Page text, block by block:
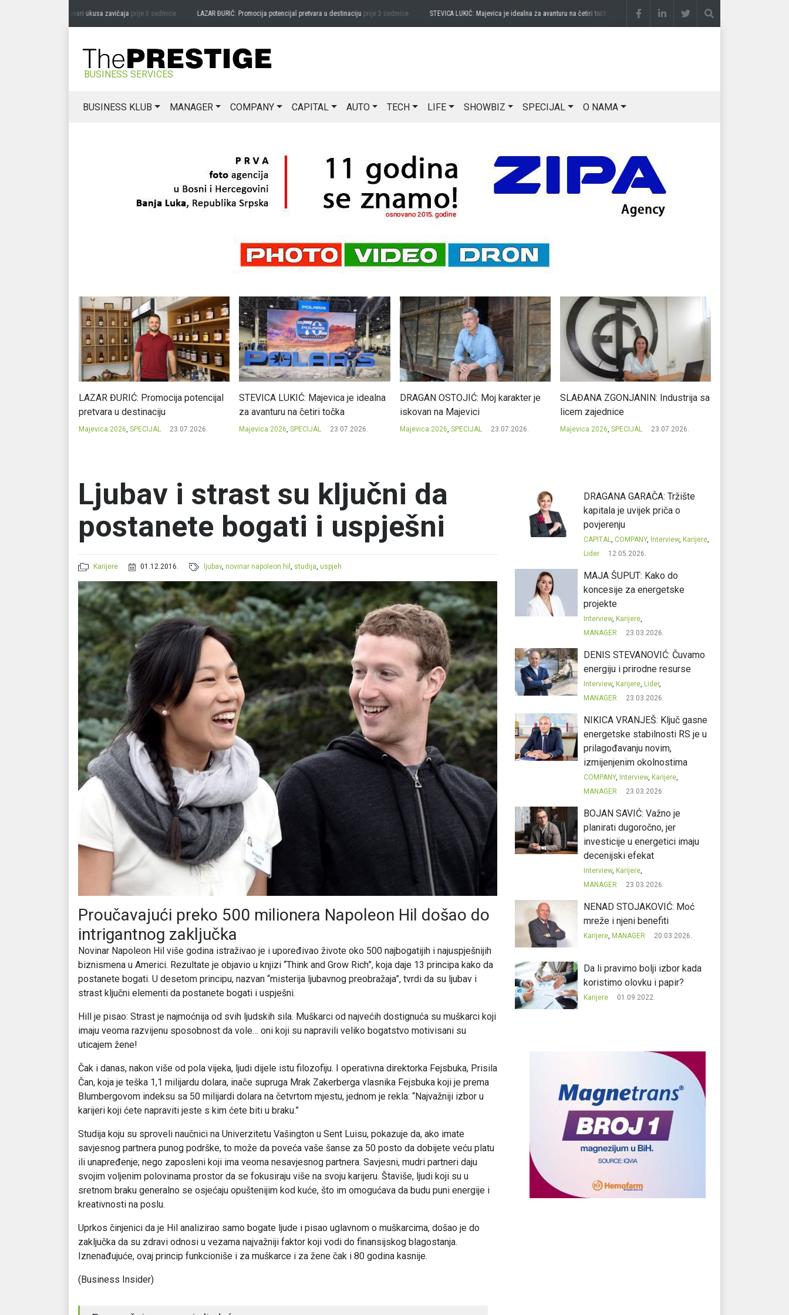
MIĆANOVIĆ: Čuvari ukusa zavičajaprije 3 sedmice LAZAR ĐURIĆ: Promocija potencijal pretvara u destinacijuprije 3 sedmice STEVICA LUKIĆ: Majevica je idealna za avanturu na četiri točkaprije 3 sedmice DRAGAN OSTOJIĆ: Moj karakter je
BUSINESS SERVICES
BUSINESS KLUB MANAGER COMPANY CAPITAL AUTO TECH LIFE SHOWBIZ SPECIJAL O NAMA
LAZAR ĐURIĆ: Promocija potencijal
pretvara u destinaciju
Majevica 2026, SPECIJAL 23.07.2026.
STEVICA LUKIĆ: Majevica je idealna
za avanturu na četiri točka
Majevica 2026, SPECIJAL 23.07.2026.
DRAGAN OSTOJIĆ: Moj karakter je
iskovan na Majevici
Majevica 2026, SPECIJAL 23.07.2026.
SLAĐANA ZGONJANIN: Industrija sa
licem zajednice
Majevica 2026, SPECIJAL 23.07.2026.
Ljubav i strast su ključni da
postanete bogati i uspješni
Karijere 01.12.2016. ljubav,novinar napoleon hil, studija,uspjeh
Proučavajući preko 500 milionera Napoleon Hil došao do
intrigantnog zaključka
Novinar Napoleon Hil više godina istraživao je i upoređivao živote oko 500 najbogatijih i najuspješnijih
biznismena u Americi. Rezultate je objavio u knjizi “Think and Grow Rich”, koja daje 13 principa kako da
postanete bogati. U desetom principu, nazvan “misterija ljubavnog preobražaja”, tvrdi da su ljubav i
strast ključni elementi da postanete bogati i uspješni.
Hill je pisao: Strast je najmoćnija od svih ljudskih sila. Muškarci od najvećih dostignuća su muškarci koji
imaju veoma razvijenu sposobnost da vole… oni koji su napravili veliko bogatstvo motivisani su
uticajem žene!
Čak i danas, nakon više od pola vijeka, ljudi dijele istu filozofiju. I operativna direktorka Fejsbuka, Prisila
Čan, koja je teška 1,1 milijardu dolara, inače supruga Mrak Zakerberga vlasnika Fejsbuka koji je prema
Blumbergovom indeksu sa 50 milijardi dolara na četvrtom mjestu, jednom je rekla: “Najvažniji izbor u
karijeri koji ćete napraviti jeste s kim ćete biti u braku.”
Studija koju su sproveli naučnici na Univerzitetu Vašington u Sent Luisu, pokazuje da, ako imate
savjesnog partnera punog podrške, to može da poveća vaše šanse za 50 posto da dobijete veću platu
ili unapređenje; nego zaposleni koji ima veoma nesavjesnog partnera. Savjesni, mudri partneri daju
svojim voljenim polovinama prostor da se fokusiraju više na svoju karijeru. Štaviše, ljudi koji su u
sretnom braku generalno se osjećaju opuštenijim kod kuće, što im omogućava da budu puni energije i
kreativnosti na poslu.
Uprkos činjenici da je Hil analizirao samo bogate ljude i pisao uglavnom o muškarcima, došao je do
zaključka da su zdravi odnosi u vezama najvažniji faktor koji vodi do finansijskog blagostanja.
Iznenađujuće, ovaj princip funkcioniše i za muškarce i za žene čak i 80 godina kasnije.
(Business Insider)
DRAGANA GARAČA: Tržište
kapitala je uvijek priča o
povjerenju
CAPITAL,COMPANY, Interview, Karijere,
Lider
12.05.2026.
MAJA ŠUPUT: Kako do
koncesije za energetske
projekte
Interview, Karijere,
MANAGER
23.03.2026.
DENIS STEVANOVIĆ: Čuvamo
energiju i prirodne resurse
Interview, Karijere, Lider,
MANAGER
23.03.2026.
NIKICA VRANJEŠ: Ključ gasne
energetske stabilnosti RS je u
prilagođavanju novim,
izmijenjenim okolnostima
COMPANY, Interview, Karijere,
MANAGER
23.03.2026.
BOJAN SAVIĆ: Važno je
planirati dugoročno, jer
investicije u energetici imaju
decenijski efekat
Interview, Karijere,
MANAGER
23.03.2026.
NENAD STOJAKOVIĆ: Moć
mreže i njeni benefiti
Karijere, MANAGER 20.03.2026.
Da li pravimo bolji izbor kada
koristimo olovku i papir?
Karijere 01.09.2022.